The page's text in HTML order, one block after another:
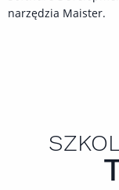
narzędzia Maister.